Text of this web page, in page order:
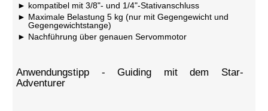
kompatibel mit 3/8"- und 1/4"-Stativanschluss
Maximale Belastung 5 kg (nur mit Gegengewicht und
Gegengewichtstange)
Nachführung über genauen Servommotor
Anwendungstipp - Guiding mit dem Star-
Adventurer